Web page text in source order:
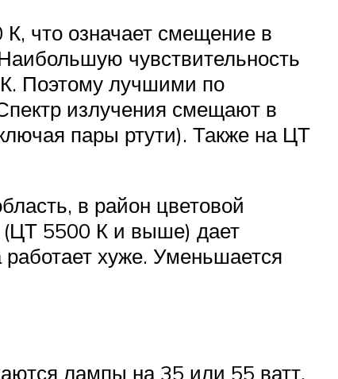
К, что означает смещение в
чувствительность
К. Поэтому лучшими по
излучения смещают в
пары ртути). Также на ЦТ
в район цветовой
(ЦТ 5500 К и выше) дает
хуже. Уменьшается
лампы на 35 или 55 ватт.